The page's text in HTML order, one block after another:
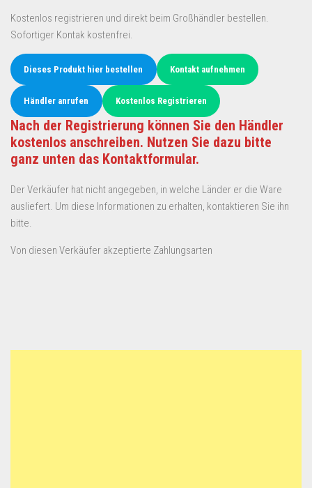
Kostenlos registrieren und direkt beim Großhändler bestellen.
Sofortiger Kontak kostenfrei.
Dieses Produkt hier bestellen Kontakt aufnehmen
Händler anrufen Kostenlos Registrieren
Nach der Registrierung können Sie den Händler
kostenlos anschreiben. Nutzen Sie dazu bitte
ganz unten das Kontaktformular.
Der Verkäufer hat nicht angegeben, in welche Länder er die Ware
ausliefert. Um diese Informationen zu erhalten, kontaktieren Sie ihn
bitte.
Von diesen Verkäufer akzeptierte Zahlungsarten